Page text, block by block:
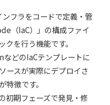
フラをコードで定義・管
（IaC）」の構成ファイ
を行う機能です。
どのIaCテンプレートに
ースが実際にデプロイさ
徴です。
初期フェーズで発見・修